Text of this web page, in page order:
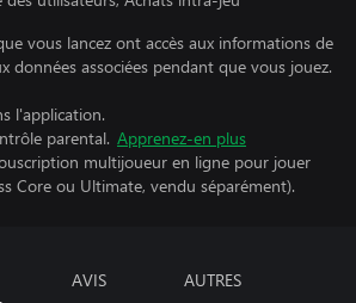
vous lancez ont accès aux informations de
données associées pendant que vous jouez.
l'application.
parental. Apprenez-en plus
multijoueur en ligne pour jouer
Core ou Ultimate, vendu séparément).
AVIS AUTRES